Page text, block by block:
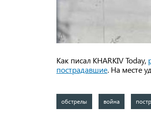
Как писал KHARKIV Today,
пострадавшие. На месте
обстрелы война